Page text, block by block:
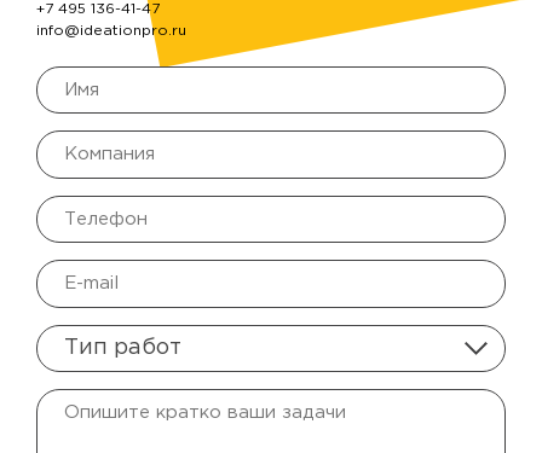
+7 495 136-41-47
info@ideationpro.ru
Тип работ